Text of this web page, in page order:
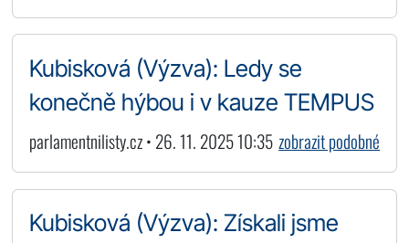
Kubisková (Výzva): Ledy se
konečně hýbou i v kauze TEMPUS
parlamentnilisty.cz • 26. 11. 2025 10:35 zobrazit podobné
Kubisková (Výzva): Získali jsme